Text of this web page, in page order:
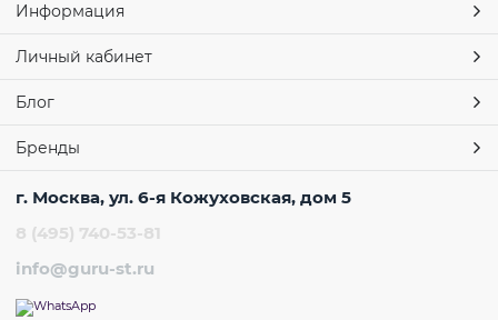
Информация
Личный кабинет
Блог
Бренды
г. Москва, ул. 6-я Кожуховская, дом 5
8 (495) 740-53-81
info@guru-st.ru